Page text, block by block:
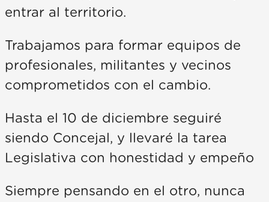
entrar al territorio.
Trabajamos para formar equipos de
profesionales, militantes y vecinos
comprometidos con el cambio.
Hasta el 10 de diciembre seguiré
siendo Concejal, y llevaré la tarea
Legislativa con honestidad y empeño
Siempre pensando en el otro, nunca